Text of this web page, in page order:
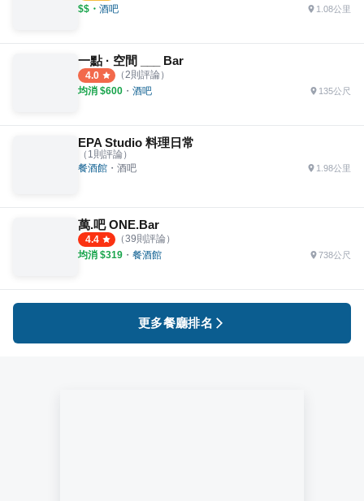
$$ ・ 酒吧 1.08公里
一點 · 空間 ___ Bar
4.0 （2則評論）
均消 $600 ・ 酒吧 135公尺
EPA Studio 料理日常
（ 1則評論）
餐酒館 ・ 酒吧 1.98公里
萬.吧 ONE.Bar
4.4 （39則評論）
均消 $319 ・ 餐酒館 738公尺
更多餐廳排名